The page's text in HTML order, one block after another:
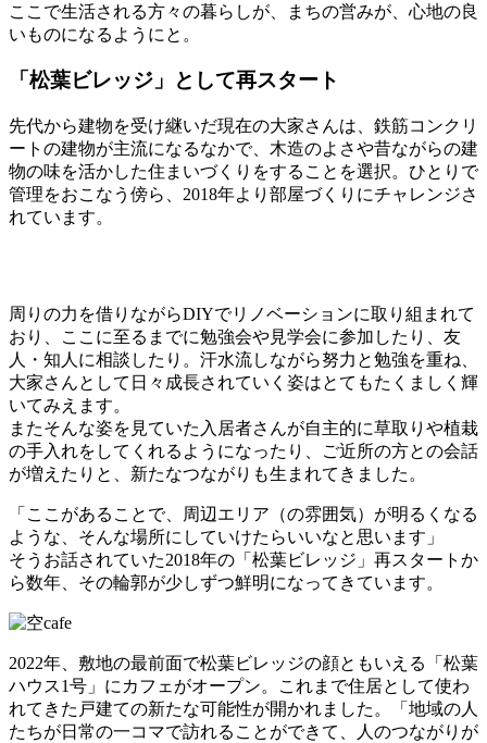
ここで生活される方々の暮らしが、まちの営みが、心地の良
いものになるようにと。
「松葉ビレッジ」として再スタート
先代から建物を受け継いだ現在の大家さんは、鉄筋コンクリ
ートの建物が主流になるなかで、木造のよさや昔ながらの建
物の味を活かした住まいづくりをすることを選択。ひとりで
管理をおこなう傍ら、2018年より部屋づくりにチャレンジさ
れています。
周りの力を借りながらDIYでリノベーションに取り組まれて
おり、ここに至るまでに勉強会や見学会に参加したり、友
人・知人に相談したり。汗水流しながら努力と勉強を重ね、
大家さんとして日々成長されていく姿はとてもたくましく輝
いてみえます。
またそんな姿を見ていた入居者さんが自主的に草取りや植栽
の手入れをしてくれるようになったり、ご近所の方との会話
が増えたりと、新たなつながりも生まれてきました。
「ここがあることで、周辺エリア（の雰囲気）が明るくなる
ような、そんな場所にしていけたらいいなと思います」
そうお話されていた2018年の「松葉ビレッジ」再スタートか
ら数年、その輪郭が少しずつ鮮明になってきています。
2022年、敷地の最前面で松葉ビレッジの顔ともいえる「松葉
ハウス1号」にカフェがオープン。これまで住居として使わ
れてきた戸建ての新たな可能性が開かれました。「地域の人
たちが日常の一コマで訪れることができて、人のつながりが